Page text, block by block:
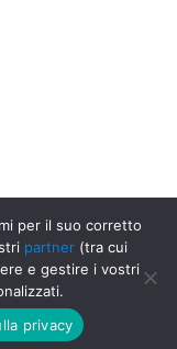
Emilia
per il suo corretto
partner (tra cui
e gestire i vostri
privacy